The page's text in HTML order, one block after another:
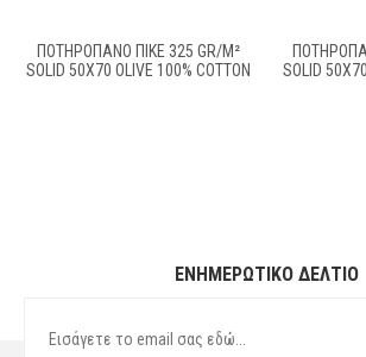
ΠΟΤΗΡΌΠΑΝΟ ΠΙΚΈ 325 GR/M²
SOLID 50X70 OLIVE 100% COTTON
SOLID
ΕΝΗΜΕΡΩΤΙΚΌ ΔΕΛΤΊΟ